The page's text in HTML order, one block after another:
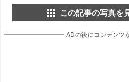
この記事の写真を
ADの後にコンテンツ